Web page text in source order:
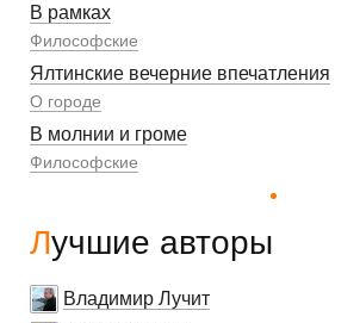
В рамках
Философские
Ялтинские вечерние впечатления
О городе
В молнии и громе
Философские
Лучшие авторы
Владимир Лучит